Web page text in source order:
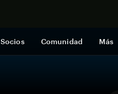
Socios Comunidad Más